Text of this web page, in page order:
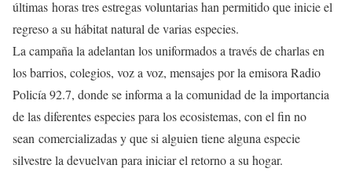
últimas horas tres estregas voluntarias han permitido que inicie el
regreso a su hábitat natural de varias especies.
La campaña la adelantan los uniformados a través de charlas en
los barrios, colegios, voz a voz, mensajes por la emisora Radio
Policía 92.7, donde se informa a la comunidad de la importancia
de las diferentes especies para los ecosistemas, con el fin no
sean comercializadas y que si alguien tiene alguna especie
silvestre la devuelvan para iniciar el retorno a su hogar.